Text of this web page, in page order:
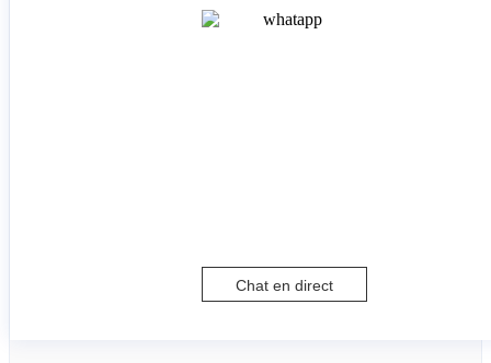
Chat en direct